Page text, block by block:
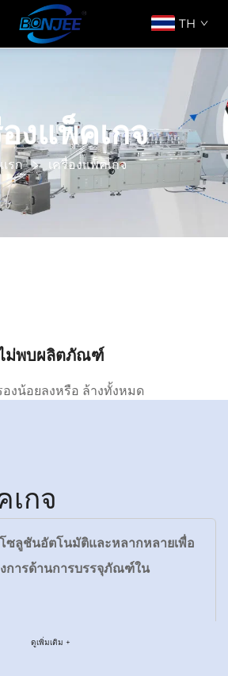
TH
องแพ็คเกจ
รก เครื่องแพ็คเกจ
ม่พบผลิตภัณฑ์
งน้อยลงหรือ ล้างทั้งหมด
เกจ
ซลูชันอัตโนมัติและหลากหลายเพื่อ
การด้านการบรรจุภัณฑ์ใน
ดูเพิ่มเติม +